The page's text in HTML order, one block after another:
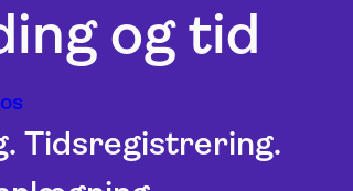
og tid
Tidsregistrering.